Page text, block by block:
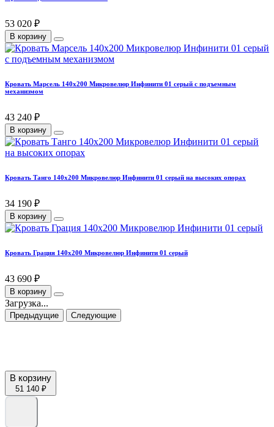
53 020 ₽
В корзину
Кровать Марсель 140х200 Микровелюр Инфинити 01 серый с подъемным
механизмом
43 240 ₽
В корзину
Кровать Танго 140х200 Микровелюр Инфинити 01 серый на высоких опорах
34 190 ₽
В корзину
Кровать Грация 140х200 Микровелюр Инфинити 01 серый
43 690 ₽
В корзину
Загрузка...
Предыдущие Следующие
В корзину
51 140 ₽